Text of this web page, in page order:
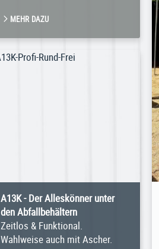
MEHR DAZU
A13K - Der Alleskönner unter
den Abfallbehältern
Zeitlos & Funktional.
Wahlweise auch mit Ascher.